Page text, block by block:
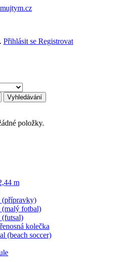
Přihlásit se Registrovat
Vyhledávání
položky.
m
(přípravky)
(malý fotbal)
(futsal)
kolečka
(beach soccer)